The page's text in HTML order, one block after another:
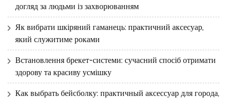
догляд за людьми із захворюванням
Як вибрати шкіряний гаманець: практичний аксесуар,
який служитиме роками
Встановлення брекет-системи: сучасний спосіб отримати
здорову та красиву усмішку
Как выбрать бейсболку: практичный аксессуар для города,